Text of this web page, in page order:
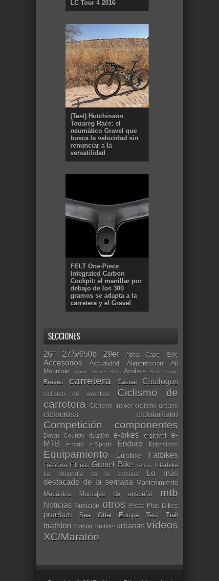
LC Tour 4 2016
(Test) Hutchinson
Touareg Race: el
neumático Gravel que
busca la velocidad sin
renunciar a la
versatilidad
FELT One-Piece
Integrated Carbon
Cockpit: el manillar por
debajo de los 300
gramos se adapta a la
carretera y el Gravel
SECCIONES
26" 27.5/650b 29er Absa Cape Epic
Accesorios Actualidad Alimentación
All
Mountain
Alpine Gravel Bike Análisis Bicis Cargo
Breves carretera Casual Catálogos
ciclismo de aventura
Ciclismo de
carretera
Ciclismo Indoor ciclismo urbano
ciclocross cicloturismo
Competición componentes
Down Country duatlón e-bikes e-gravel
e-
MTB
e-road e-Sports Enduro Entrevistas
Equipamiento Eurobike Fatbikes
Festibike Fitness Gravel Bike Gravity Interbike
La fotografía de la semana
Lo más
destacado de la semana Mantenimiento
Mecánica
Montajes de ensueño mtb
Noticias Nutrición otros Pista Plus Bikes
pruebas Sea Otter Europe Test Trail
triathlon triatlón Unibike urbanas vídeos
XC/Maratón